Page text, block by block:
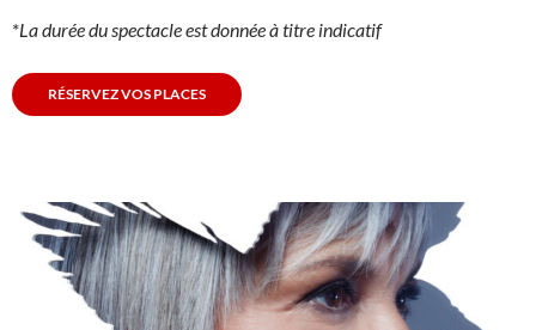
*La durée du spectacle est donnée à titre indicatif
RÉSERVEZ VOS PLACES